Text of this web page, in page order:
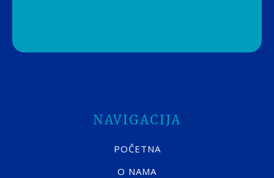
NAVIGACIJA
POČETNA
O NAMA